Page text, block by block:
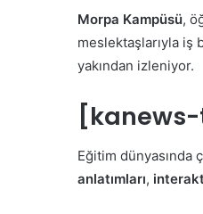
Morpa Kampüsü,
meslektaşlarıyla iş
yakından izleniyor.
Eğitim dünyasında
anlatımları,